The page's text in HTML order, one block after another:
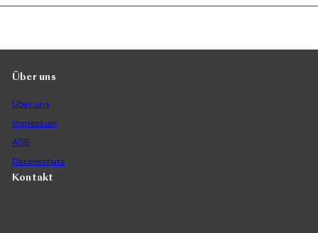
Über uns
Über uns
Impressum
AGB
Datenschutz
Kontakt